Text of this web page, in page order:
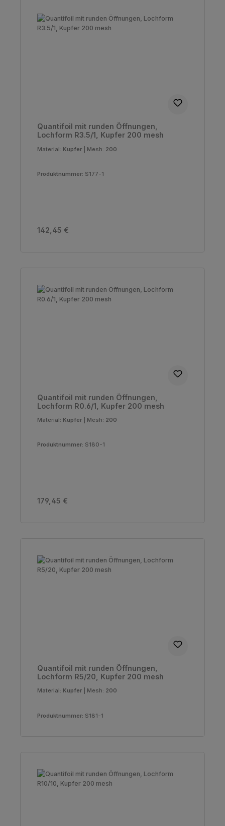
Quantifoil mit runden Öffnungen,
Lochform R3.5/1, Kupfer 200 mesh
Material: Kupfer Mesh: 200
Produktnummer: S177-1
Regulärer Preis:
142,45 €
Quantifoil mit runden Öffnungen,
Lochform R0.6/1, Kupfer 200 mesh
Material: Kupfer Mesh: 200
Produktnummer: S180-1
Regulärer Preis:
179,45 €
Quantifoil mit runden Öffnungen,
Lochform R5/20, Kupfer 200 mesh
Material: Kupfer Mesh: 200
Produktnummer: S181-1